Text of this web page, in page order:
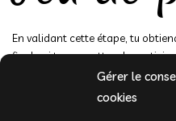
Gérer le
cookies
En validant cette étape, tu
final qui te permettra de